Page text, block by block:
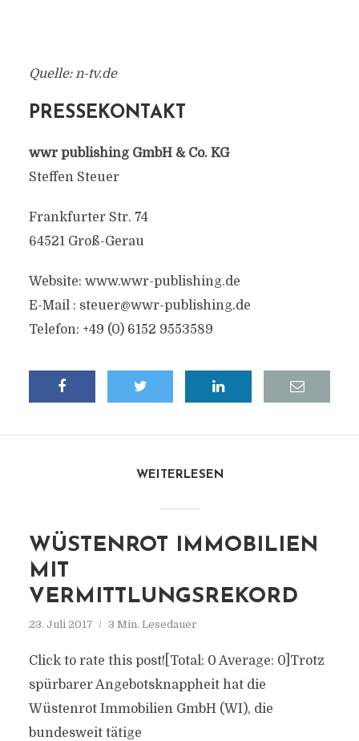
Quelle: n-tv.de
PRESSEKONTAKT
wwr publishing GmbH & Co. KG
Steffen Steuer
Frankfurter Str. 74
64521 Groß-Gerau
Website: www.wwr-publishing.de
E-Mail : steuer@wwr-publishing.de
Telefon: +49 (0) 6152 9553589
WEITERLESEN
WÜSTENROT IMMOBILIEN
MIT
VERMITTLUNGSREKORD
23. Juli 2017 3 Min. Lesedauer
Click to rate this post![Total: 0 Average: 0]Trotz
spürbarer Angebotsknappheit hat die
Wüstenrot Immobilien GmbH (WI), die
bundesweit tätige